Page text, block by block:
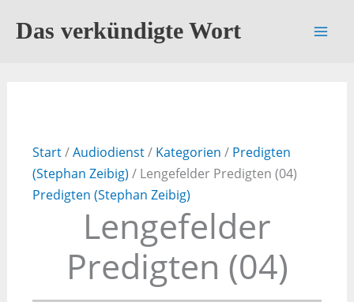
InhaltDas verkündigte Wort
Start/Audiodienst/ Kategorien / Predigten
(Stephan Zeibig) / Lengefelder Predigten (04)
Predigten (Stephan Zeibig)
Lengefelder
Predigten (04)